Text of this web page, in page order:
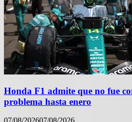
Honda F1 admite que no fue
problema hasta enero